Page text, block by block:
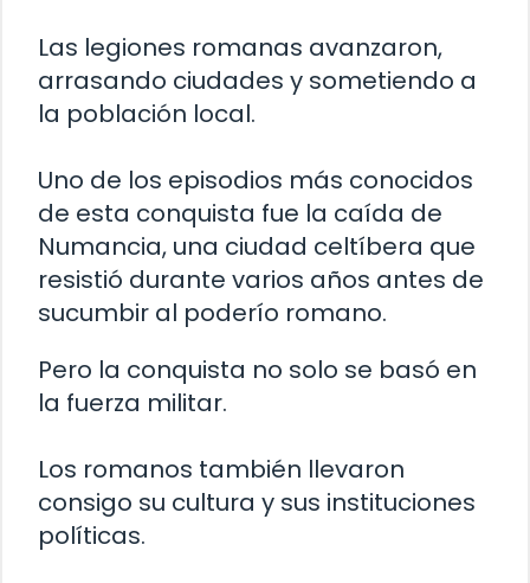
Las legiones romanas avanzaron,
arrasando ciudades y sometiendo a
la población local.
Uno de los episodios más conocidos
de esta conquista fue la caída de
Numancia, una ciudad celtíbera que
resistió durante varios años antes de
sucumbir al poderío romano.
Pero la conquista no solo se basó en
la fuerza militar.
Los romanos también llevaron
consigo su cultura y sus instituciones
políticas.